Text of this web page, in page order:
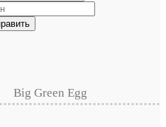
Big Green Egg